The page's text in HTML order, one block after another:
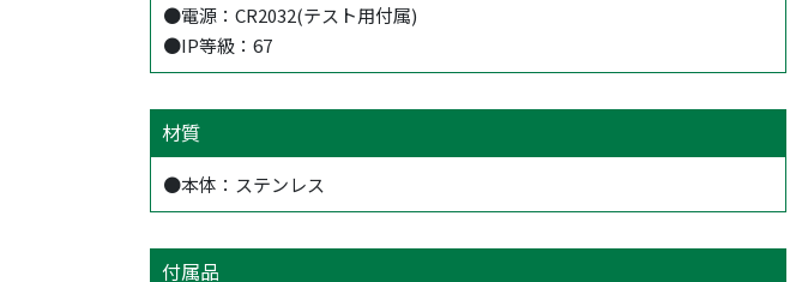
●電源：CR2032(テスト用付属)
●IP等級：67
材質
●本体：ステンレス
付属品